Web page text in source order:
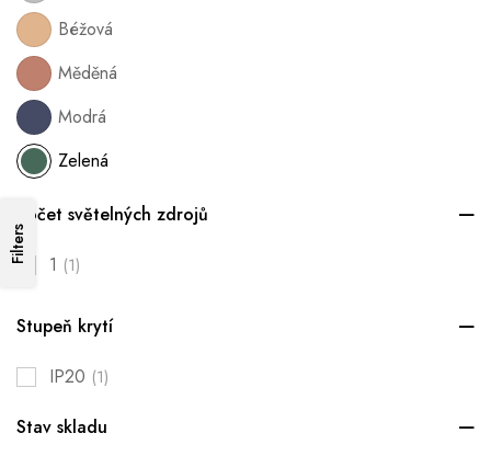
Béžová
Měděná
Modrá
Zelená
Počet světelných zdrojů
1 (1)
Stupeň krytí
IP20 (1)
Stav skladu
Filters